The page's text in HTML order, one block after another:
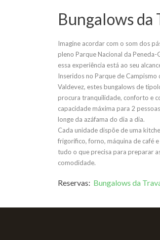
Bungalows da
Imagine acordar com o som dos
pleno Parque Nacional da Peneda-
essa experiência está ao seu
Inseridos no Parque de
Valdevez, estes bungalows de
procura tranquilidade, conforto e
capacidade máxima para 2
longe da azáfama do dia a dia.
Cada unidade dispõe de uma
frigorífico, forno, máquina de café
tudo o que precisa para preparar
comodidade.
Reservas: Bungalows da